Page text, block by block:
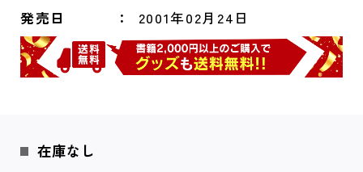
発売日 2001年02月24日
在庫なし